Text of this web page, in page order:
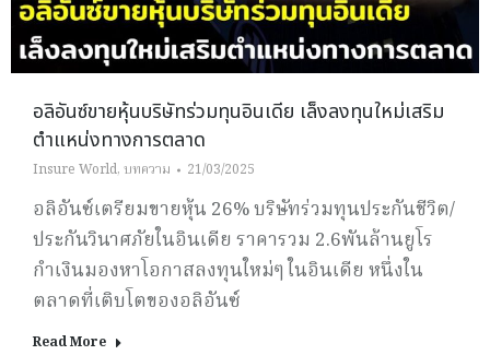
อลิอันซ์ขายหุ้นบริษัทร่วมทุนอินเดีย เล็งลงทุนใหม่เสริม
ตำแหน่งทางการตลาด
Insure World, บทความ 21/03/2025
อลิอันซ์เตรียมขายหุ้น 26% บริษัทร่วมทุนประกันชีวิต/
ประกันวินาศภัยในอินเดีย ราคารวม 2.6พันล้านยูโร
กำเงินมองหาโอกาสลงทุนใหม่ๆ ในอินเดีย หนึ่งใน
ตลาดที่เติบโตของอลิอันซ์
Read More